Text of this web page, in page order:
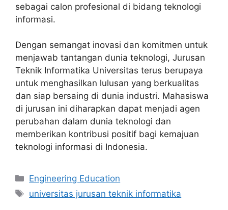
sebagai calon profesional di bidang teknologi
informasi.
Dengan semangat inovasi dan komitmen untuk
menjawab tantangan dunia teknologi, Jurusan
Teknik Informatika Universitas terus berupaya
untuk menghasilkan lulusan yang berkualitas
dan siap bersaing di dunia industri. Mahasiswa
di jurusan ini diharapkan dapat menjadi agen
perubahan dalam dunia teknologi dan
memberikan kontribusi positif bagi kemajuan
teknologi informasi di Indonesia.
Kategori
Engineering Education
Tag
universitas jurusan teknik informatika